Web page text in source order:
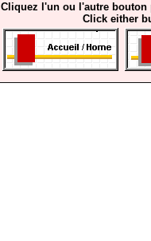
Cliquez l'un ou l'autre bouton
Click either